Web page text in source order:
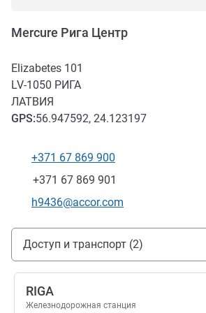
Mercure Рига Центр
Elizabetes 101
LV-1050 РИГА
ЛАТВИЯ
GPS:56.947592, 24.123197
Телефон
+371 67 869 900
Факс
+371 67 869 901
Контактный адрес электронной
h9436@accor.com
Доступ и транспорт
Доступ и транспорт (2)
RIGA
Железнодорожная станция